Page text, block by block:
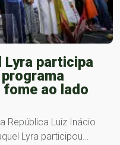
Lyra participa
ao lado
República Luiz Inácio
Lyra participou…